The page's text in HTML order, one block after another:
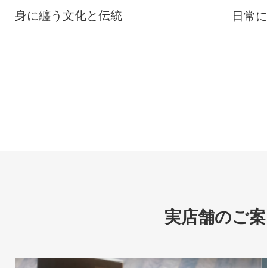
身に纏う文化と伝統 日常
実店舗のご